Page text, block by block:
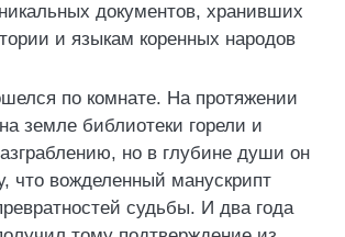
документов, хранивших
и языкам коренных народов
по комнате. На протяжении
земле библиотеки горели и
но в глубине души он
что вожделенный манускрипт
судьбы. И два года